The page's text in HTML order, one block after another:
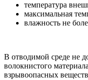
температура
максимальная
влажность не
В отводимой среде не
волокнистого
взрывоопасных